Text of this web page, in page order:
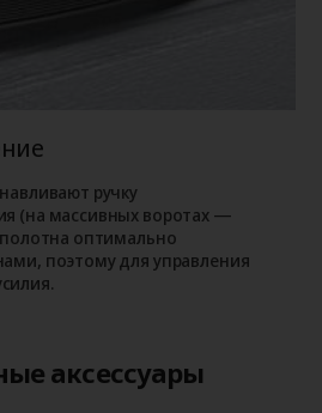
ручку
(на массивных воротах —
оптимально
поэтому для управления
аксессуары